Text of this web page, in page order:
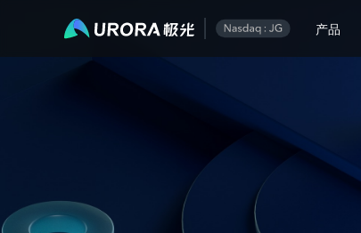
产品